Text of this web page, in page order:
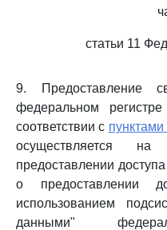
статьи 11
9. Предоставление
федеральном
соответствии с пунктами
осуществляется
предоставлении
о предоставлении
использованием
данными"